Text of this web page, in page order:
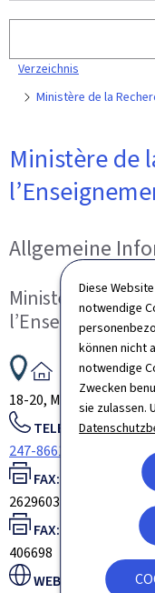
Diese
notwendige
können nicht
notwendige
Zwecken
sie zulassen.
Verzeichnis
Ministère de la
Ministère de
Allgemeine
Ministère de la
l’Enseignement
ADRESSE:
18-20, Montée de la
TELEFON:
247-86619
FAX:
26296037
FAX:
406698
WEBSITE: